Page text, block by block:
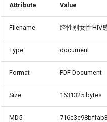
Attribute Value
Filename 跨性别女性HIV
Type document
Format PDF Document
Size 1631325 bytes
MD5